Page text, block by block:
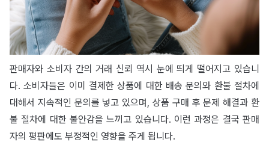
판매자와 소비자 간의 거래 신뢰 역시 눈에 띄게 떨어지고 있습니
다. 소비자들은 이미 결제한 상품에 대한 배송 문의와 환불 절차에
대해서 지속적인 문의를 넣고 있으며, 상품 구매 후 문제 해결과 환
불 절차에 대한 불안감을 느끼고 있습니다. 이런 과정은 결국 판매
자의 평판에도 부정적인 영향을 주게 됩니다.